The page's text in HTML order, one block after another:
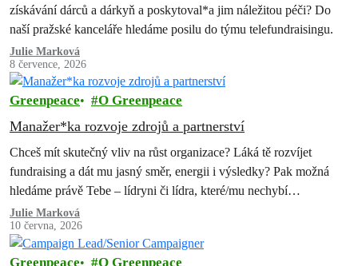
získávání dárců a dárkyň a poskytoval*a jim náležitou péči? Do
naší pražské kanceláře hledáme posilu do týmu telefundraisingu.
Julie Marková
8 července, 2026
Greenpeace O Greenpeace
Manažer*ka rozvoje zdrojů a partnerství
Chceš mít skutečný vliv na růst organizace? Láká tě rozvíjet
fundraising a dát mu jasný směr, energii i výsledky? Pak možná
hledáme právě Tebe – lídryni či lídra, které/mu nechybí…
Julie Marková
10 června, 2026
Greenpeace O Greenpeace